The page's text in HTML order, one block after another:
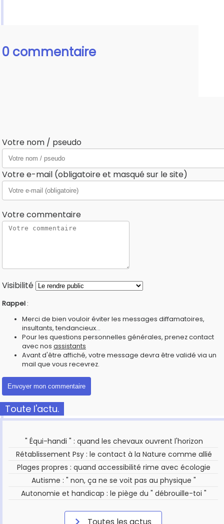
0 commentaire
Votre nom / pseudo
Votre e-mail (obligatoire et masqué sur le site)
Votre commentaire
Visibilité
Rappel :
Merci de bien vouloir éviter les messages diffamatoires,
insultants, tendancieux...
Pour les questions personnelles générales, prenez contact
avec nos assistants
Avant d'être affiché, votre message devra être validé via un
mail que vous recevrez.
Toute l'actu.
" Équi-handi " : quand les chevaux ouvrent l'horizon
Rétablissement Psy : le contact à la Nature comme allié
Plages propres : quand accessibilité rime avec écologie
Autisme : " non, ça ne se voit pas au physique "
Autonomie et handicap : le piège du " débrouille-toi "
Toutes les actus